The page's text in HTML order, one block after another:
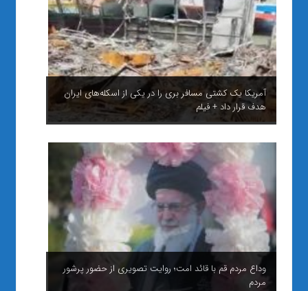
آمریکا یک کشتی مسافر بری را در یکی از اسکله‌های ایران
هدف قرار داد + فیلم
وداع مردم قم با قائد امت؛ روایت تصویری از حضور پرشور
مردم